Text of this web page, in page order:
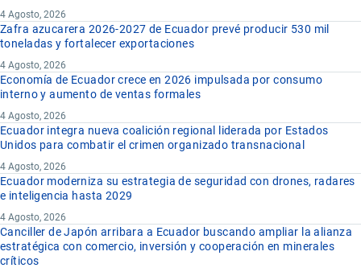
4 Agosto, 2026
Zafra azucarera 2026-2027 de Ecuador prevé producir 530 mil
toneladas y fortalecer exportaciones
4 Agosto, 2026
Economía de Ecuador crece en 2026 impulsada por consumo
interno y aumento de ventas formales
4 Agosto, 2026
Ecuador integra nueva coalición regional liderada por Estados
Unidos para combatir el crimen organizado transnacional
4 Agosto, 2026
Ecuador moderniza su estrategia de seguridad con drones, radares
e inteligencia hasta 2029
4 Agosto, 2026
Canciller de Japón arribara a Ecuador buscando ampliar la alianza
estratégica con comercio, inversión y cooperación en minerales
críticos